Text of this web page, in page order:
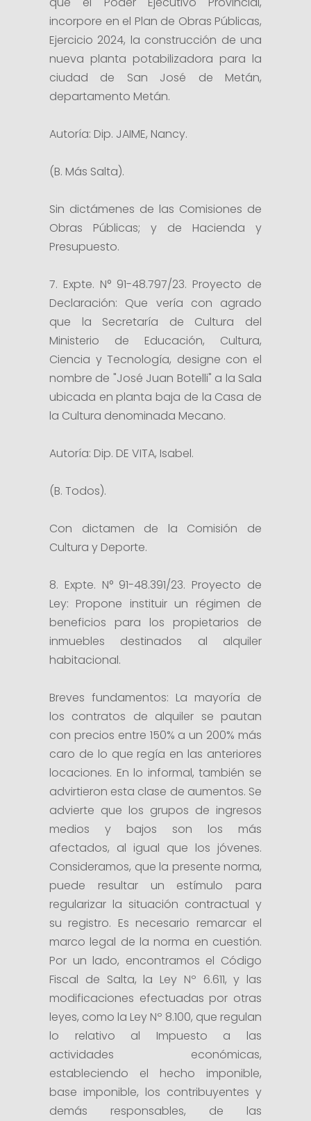
incorpore en el Plan de Obras Públicas,
Ejercicio 2024, la construcción de una
nueva planta potabilizadora para la
ciudad de San José de Metán,
departamento Metán.
Autoría: Dip. JAIME, Nancy.
(B. Más Salta).
Sin dictámenes de las Comisiones de
Obras Públicas; y de Hacienda y
Presupuesto.
7. Expte. N° 91-48.797/23. Proyecto de
Declaración: Que vería con agrado
que la Secretaría de Cultura del
Ministerio de Educación, Cultura,
Ciencia y Tecnología, designe con el
nombre de "José Juan Botelli" a la Sala
ubicada en planta baja de la Casa de
la Cultura denominada Mecano.
Autoría: Dip. DE VITA, Isabel.
(B. Todos).
Con dictamen de la Comisión de
Cultura y Deporte.
8. Expte. N° 91-48.391/23. Proyecto de
Ley: Propone instituir un régimen de
beneficios para los propietarios de
inmuebles destinados al alquiler
habitacional.
Breves fundamentos: La mayoría de
los contratos de alquiler se pautan
con precios entre 150% a un 200% más
caro de lo que regía en las anteriores
locaciones. En lo informal, también se
advirtieron esta clase de aumentos. Se
advierte que los grupos de ingresos
medios y bajos son los más
afectados, al igual que los jóvenes.
Consideramos, que la presente norma,
puede resultar un estímulo para
regularizar la situación contractual y
su registro. Es necesario remarcar el
marco legal de la norma en cuestión.
Por un lado, encontramos el Código
Fiscal de Salta, la Ley Nº 6.611, y las
modificaciones efectuadas por otras
leyes, como la Ley Nº 8.100, que regulan
lo relativo al Impuesto a las
actividades económicas,
estableciendo el hecho imponible,
base imponible, los contribuyentes y
demás responsables, de las